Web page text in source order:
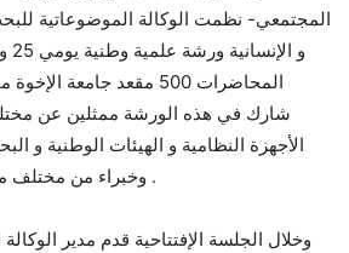
المجتمعي- نظمت الوكالة الموضوعاتية
شارك في هذه الورشة ممثلين عن
الأجهزة النظامية و الهيئات الوطنية و
وخبراء من مختلف مراكز البحت و الجامعات .
وخلال الجلسة الإفتتاحية قدم مدير